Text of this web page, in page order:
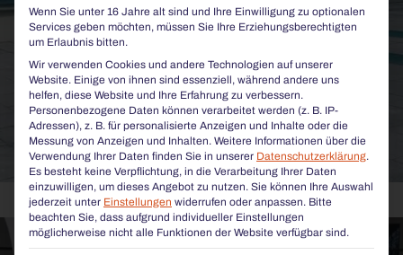
Comfony 50
Wenn Sie unter 16 Jahre alt sind und Ihre Einwilligung zu optionalen
Services geben möchten, müssen Sie Ihre Erziehungsberechtigten
um Erlaubnis bitten.
Wir verwenden Cookies und andere Technologien auf unserer
Website. Einige von ihnen sind essenziell, während andere uns
helfen, diese Website und Ihre Erfahrung zu verbessern.
Personenbezogene Daten können verarbeitet werden (z. B. IP-
Adressen), z. B. für personalisierte Anzeigen und Inhalte oder die
Messung von Anzeigen und Inhalten. Weitere Informationen über die
Verwendung Ihrer Daten finden Sie in unserer Datenschutzerklärung.
Es besteht keine Verpflichtung, in die Verarbeitung Ihrer Daten
einzuwilligen, um dieses Angebot zu nutzen. Sie können Ihre Auswahl
jederzeit unter Einstellungen widerrufen oder anpassen. Bitte
beachten Sie, dass aufgrund individueller Einstellungen
möglicherweise nicht alle Funktionen der Website verfügbar sind.